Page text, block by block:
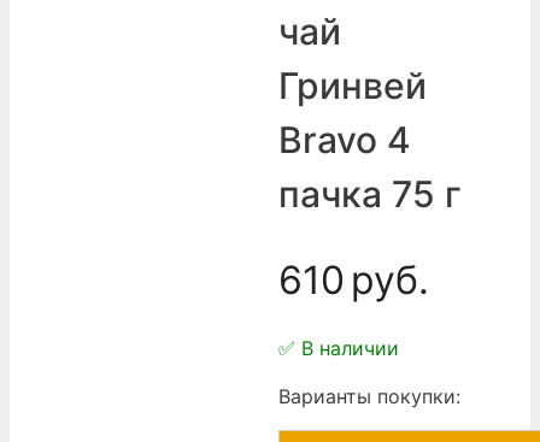
чай
Гринвей
Bravo 4
пачка 75 г
610 руб.
✅ В наличии
Варианты покупки: